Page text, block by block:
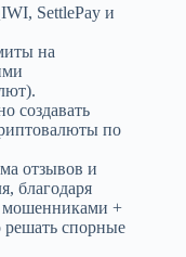
SettlePay и
на
создавать
по
отзывов и
благодаря
мошенниками +
спорные